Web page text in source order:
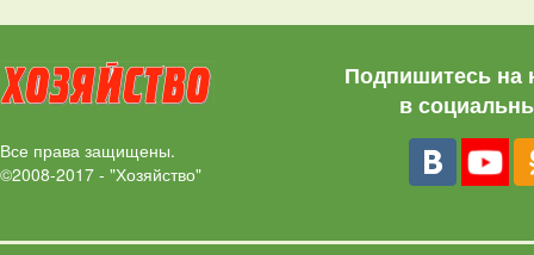
Все права защищены.
©2008-2017 - "Хозяйство"
Подпишитесь на
в